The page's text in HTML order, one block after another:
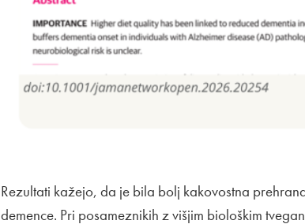
Rezultati kažejo, da je bila bolj kakovostna
demence. Pri posameznikih z višjim biološkim